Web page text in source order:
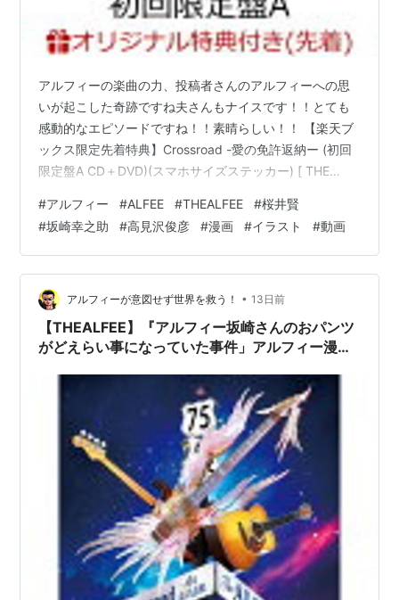
アルフィーの楽曲の力、投稿者さんのアルフィーへの思
いが起こした奇跡ですね夫さんもナイスです！！とても
感動的なエピソードですね！！素晴らしい！！ 【楽天ブ
ックス限定先着特典】Crossroad -愛の免許返納ー (初回
限定盤A CD＋DVD)(スマホサイズステッカー) [ THE
点) 愛が凄い やっぱり愛が凄いですね！！ 【実はとある
サイトでNo.1が楽天参入】淡路島 玉ねぎ 3kg ひょうご安
心ブランド認証 | 玉ねぎ たまねぎ 玉ネギ 玉葱 3キロ 淡
路島たまねぎ 淡路産 淡路 国産 野菜 ギフト 贈り物 贈答
淡路…
#アルフィー #ALFEE #THEALFEE #桜井賢
#坂崎幸之助 #高見沢俊彦 #漫画 #イラスト #動画
アルフィーが意図せず世界を救う！ • 13日前
【THEALFEE】『アルフィー坂崎さんのおパンツ
がどえらい事になっていた事件」アルフィー漫画